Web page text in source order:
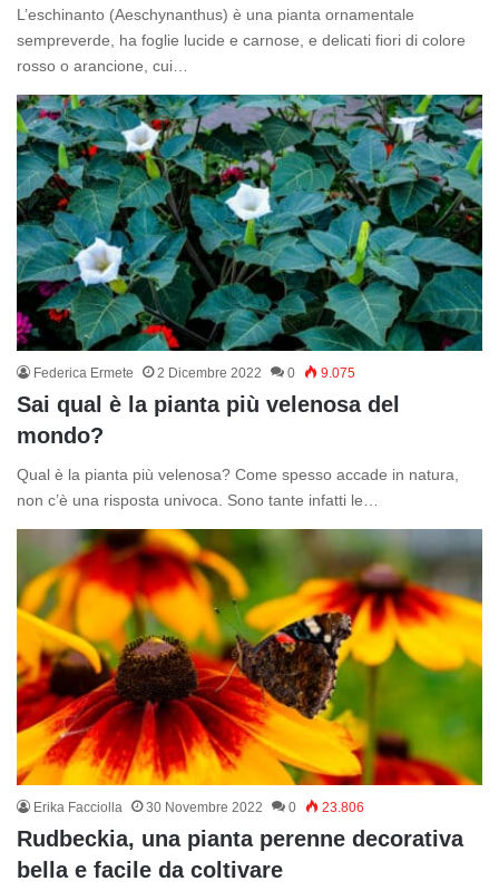
L’eschinanto (Aeschynanthus) è una pianta ornamentale
sempreverde, ha foglie lucide e carnose, e delicati fiori di colore
rosso o arancione, cui…
Federica Ermete 2 Dicembre 2022 0 9.075
Sai qual è la pianta più velenosa del
mondo?
Qual è la pianta più velenosa? Come spesso accade in natura,
non c’è una risposta univoca. Sono tante infatti le…
Erika Facciolla 30 Novembre 2022 0 23.806
Rudbeckia, una pianta perenne decorativa
bella e facile da coltivare